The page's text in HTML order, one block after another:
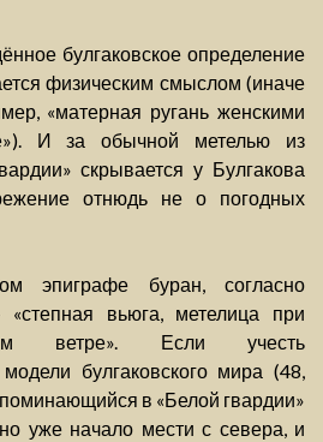
булгаковское определение
физическим смыслом (иначе
«матерная ругань женскими
И за обычной метелью из
скрывается у Булгакова
отнюдь не о погодных
эпиграфе буран, согласно
вьюга, метелица при
ветре». Если учесть
модели булгаковского мира (48,
в «Белой гвардии»
уже начало мести с севера, и